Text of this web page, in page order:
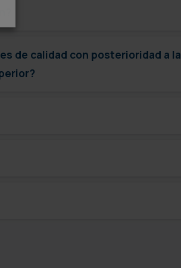
de calidad con posterioridad a la